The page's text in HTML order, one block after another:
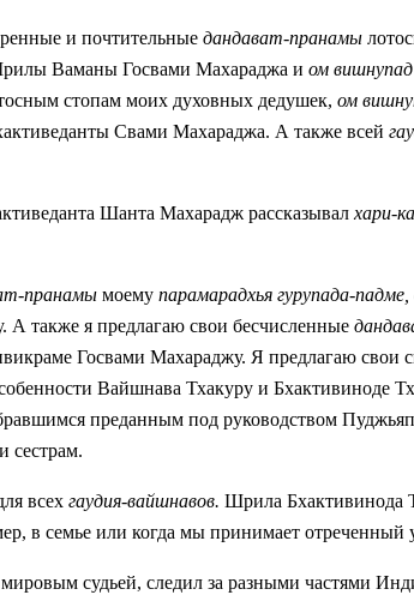
и почтительные дандават-пранамы
Ваманы Госвами Махараджа и ом
стопам моих духовных дедушек, ом
Свами Махараджа. А также всей
Шанта Махарадж рассказывал хари-
пранамы моему парамарадхья гурупада-
также я предлагаю свои бесчисленные
Госвами Махараджу. Я предлагаю
Вайшнава Тхакуру и Бхактивиноде
преданным под руководством
сестрам.
всех гаудия-вайшнавов. Шрила Бхактивинода
в семье или когда мы принимает отреченный
судьей, следил за разными частями